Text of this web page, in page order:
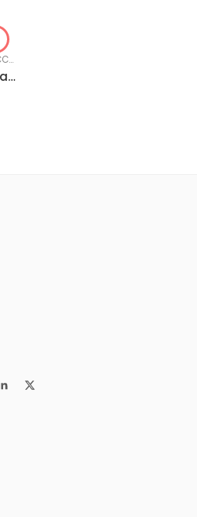
Sigilii ceara pentru invitatii nunta model cu inele